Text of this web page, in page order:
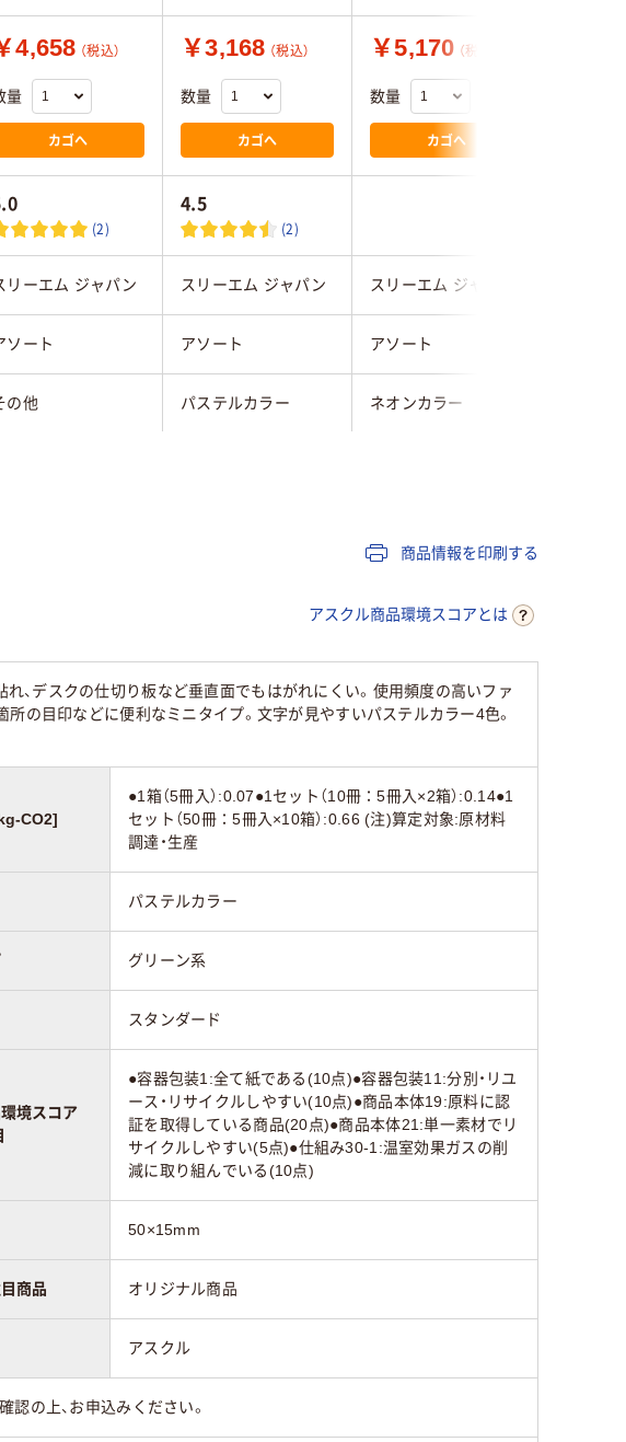
4,658 （税込）
量
カゴへ
￥3,168 （税込）
数量
カゴへ
￥5,170 （税込）
数量
カゴへ
(2)
4.5
(2)
リーエム ジャパン スリーエム ジャパン スリーエム ジャパン
ソート アソート アソート
の他 パステルカラー ネオンカラー
イエロー系、オレンジ
スタンダード スタンダード
商品情報を印刷する
アスクル商品環境スコアとは
、デスクの仕切り板など垂直面でもはがれにくい。使用頻度の高いファ
の目印などに便利なミニタイプ。文字が見やすいパステルカラー4色。
CO2]
●1箱（5冊入）:0.07●1セット（10冊：5冊入×2箱）:0.14●1
セット（50冊：5冊入×10箱）:0.66 (注)算定対象:原材料
調達・生産
パステルカラー
グリーン系
スタンダード
境スコア
●容器包装1:全て紙である(10点)●容器包装11:分別・リユ
ース・リサイクルしやすい(10点)●商品本体19:原料に認
証を取得している商品(20点)●商品本体21:単一素材でリ
サイクルしやすい(5点)●仕組み30-1:温室効果ガスの削
減に取り組んでいる(10点)
50×15mm
商品 オリジナル商品
アスクル
認の上、お申込みください。